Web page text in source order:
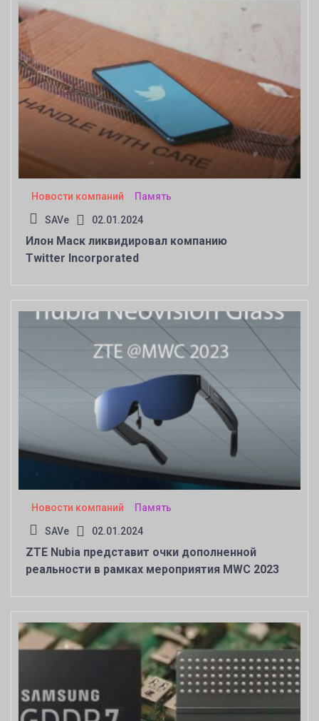
Новости компаний Память
SAVe 02.01.2024
Илон Маск ликвидировал компанию
Twitter Incorporated
Новости компаний Память
SAVe 02.01.2024
ZTE Nubia представит очки дополненной
реальности в рамках мероприятия MWC 2023